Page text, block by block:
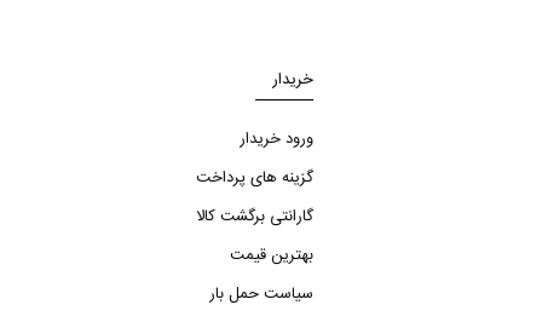
خریدار
ورود خریدار
گزینه های پرداخت
گارانتی برگشت کالا
بهترین قیمت
سیاست حمل بار